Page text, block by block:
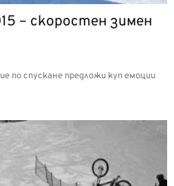
– скоростен зимен
по спускане предложи куп емоции